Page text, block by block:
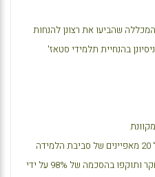
שהביעו את רצונן להנחות
בהנחיית תלמידי סטאז'
השאלון (לוטן, 2006) כלל רשימה של 20 מאפיינים של סביבת הלמידה
המקוונת, שהוגדרו מתוך ספרות המחקר ותוקפו בהסכמה של 98% על ידי